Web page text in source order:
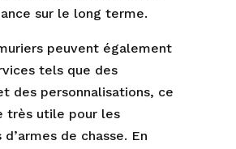
sur le long terme.
peuvent également
tels que des
des personnalisations, ce
très utile pour les
de chasse. En